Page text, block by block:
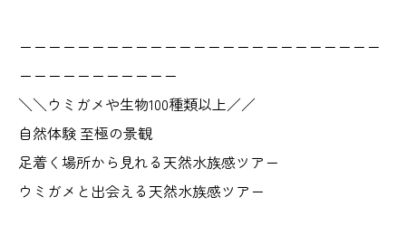
ーーーーーーーーーーーーーーーーーーーーーーーーー
ーーーーーーーーーーー
＼＼ウミガメや生物100種類以上／／
自然体験 至極の景観
足着く場所から見れる天然水族感ツアー
ウミガメと出会える天然水族感ツアー